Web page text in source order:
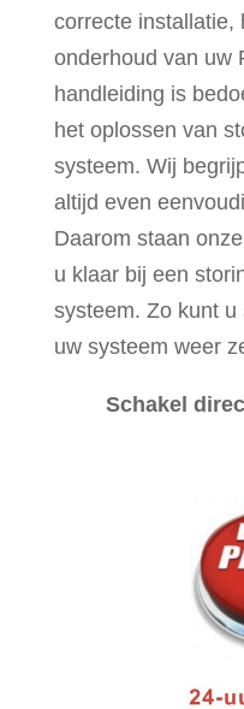
correcte installatie,
onderhoud van uw
handleiding is
het oplossen van
systeem. Wij
altijd even
Daarom staan
u klaar bij een
systeem. Zo kunt
uw systeem weer
Schakel